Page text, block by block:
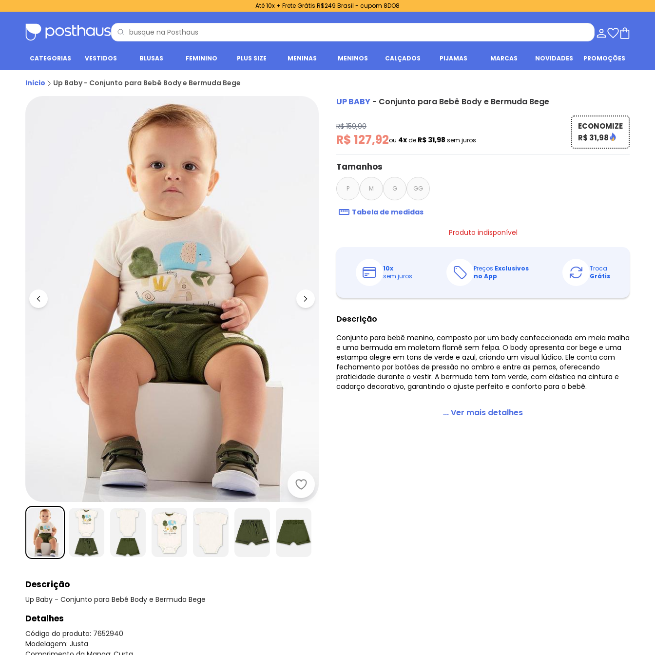
Até 10x + Frete Grátis R$249 Brasil - cupom 8DO8
CATEGORIAS VESTIDOS BLUSAS FEMININO PLUS SIZE MENINAS MENINOS CALÇADOS PIJAMAS MARCAS NOVIDADES PROMOÇÕES
Inicio Up Baby - Conjunto para Bebê Body e Bermuda Bege
Up Baby - Conjunto para Bebê Body e Bermuda Bege
UP BABY - Conjunto para Bebê Body e Bermuda Bege
R$ 159,90
R$ 127,92ou 4xde R$ 31,98 sem juros
ECONOMIZE
R$ 31,98
Tamanhos
P M G GG
Tabela de medidas
Produto indisponível
10x
sem juros
Preços Exclusivos
no App
Troca
Grátis
Descrição
Conjunto para bebê menino, composto por um body confeccionado em meia malha
e uma bermuda em moletom flamê sem felpa. O body apresenta cor bege e uma
estampa alegre em tons de verde e azul, criando um visual lúdico. Ele conta com
fechamento por botões de pressão no ombro e entre as pernas, oferecendo
praticidade durante o vestir. A bermuda tem tom verde, com elástico na cintura e
cadarço decorativo, garantindo o ajuste perfeito e conforto para o bebê.
... Ver mais detalhes
Descrição
Up Baby - Conjunto para Bebê Body e Bermuda Bege
Detalhes
Código do produto: 7652940
Modelagem: Justa